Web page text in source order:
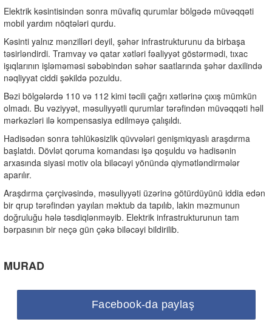
Elektrik kəsintisindən sonra müvafiq qurumlar bölgədə müvəqqəti
mobil yardım nöqtələri qurdu.
Kəsinti yalnız mənzilləri deyil, şəhər infrastrukturunu da birbaşa
təsirləndirdi. Tramvay və qatar xətləri fəaliyyət göstərmədi, tıxac
işıqlarının işləməməsi səbəbindən səhər saatlarında şəhər daxilində
nəqliyyat ciddi şəkildə pozuldu.
Bəzi bölgələrdə 110 və 112 kimi təcili çağrı xətlərinə çıxış mümkün
olmadı. Bu vəziyyət, məsuliyyətli qurumlar tərəfindən müvəqqəti həll
mərkəzləri ilə kompensasiya edilməyə çalışıldı.
Hadisədən sonra təhlükəsizlik qüvvələri genişmiqyaslı araşdırma
başlatdı. Dövlət qoruma komandası işə qoşuldu və hadisənin
arxasında siyasi motiv ola biləcəyi yönündə qiymətləndirmələr
aparılır.
Araşdırma çərçivəsində, məsuliyyəti üzərinə götürdüyünü iddia edən
bir qrup tərəfindən yayılan məktub da tapılıb, lakin məzmunun
doğruluğu hələ təsdiqlənməyib. Elektrik infrastrukturunun tam
bərpasının bir neçə gün çəkə biləcəyi bildirilib.
MURAD
Facebook-da paylaş